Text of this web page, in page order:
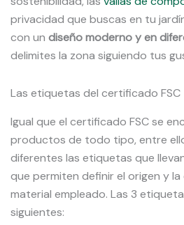
privacidad que buscas en tu
con un diseño moderno y en
delimites la zona siguiendo tus
Las etiquetas del certificado FSC
Igual que el certificado FSC se
productos de todo tipo, entre
diferentes las etiquetas que
que permiten definir el origen y
material empleado. Las 3
siguientes: